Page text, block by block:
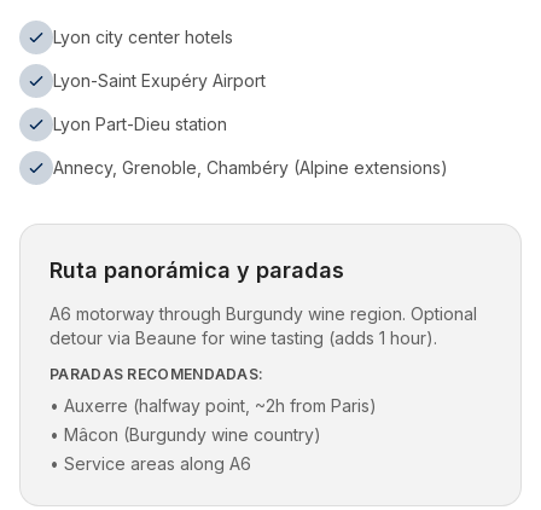
Lyon city center hotels
Lyon-Saint Exupéry Airport
Lyon Part-Dieu station
Annecy, Grenoble, Chambéry (Alpine extensions)
Ruta panorámica y paradas
A6 motorway through Burgundy wine region. Optional
detour via Beaune for wine tasting (adds 1 hour).
PARADAS RECOMENDADAS:
• Auxerre (halfway point, ~2h from Paris)
• Mâcon (Burgundy wine country)
• Service areas along A6